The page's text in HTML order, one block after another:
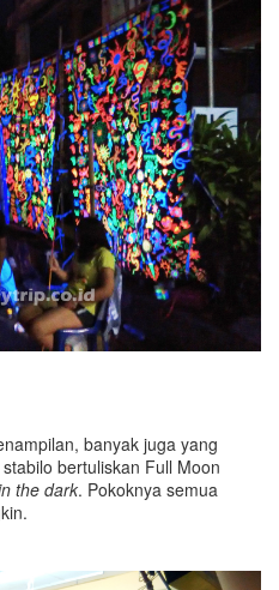
banyak juga yang
bertuliskan Full Moon
the dark. Pokoknya semua